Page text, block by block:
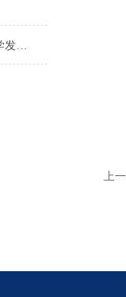
别再只看进口！这家国内化学发光定氮仪生产厂家已实现技术突破
上